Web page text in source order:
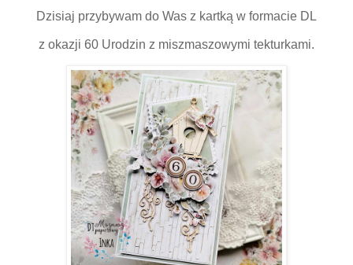
Dzisiaj przybywam do Was z kartką w formacie DL
z okazji 60 Urodzin z miszmaszowymi tekturkami.